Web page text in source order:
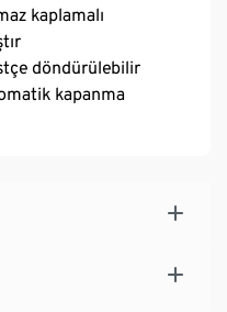
kaplamalı
döndürülebilir
kapanma